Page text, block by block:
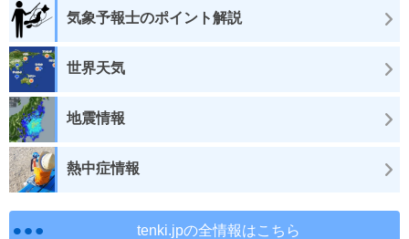
気象予報士のポイント解説
世界天気
地震情報
熱中症情報
tenki.jpの全情報はこちら